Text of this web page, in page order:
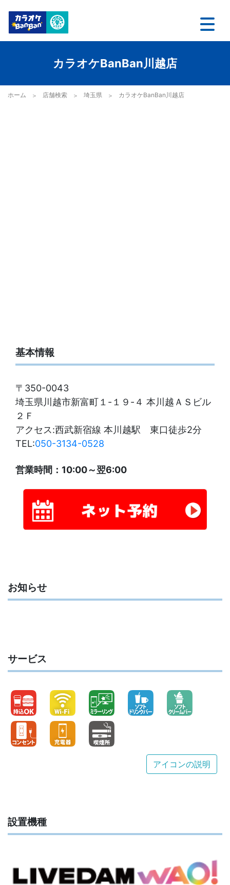
カラオケBanBan川越店
ホーム 店舗検索 埼玉県 カラオケBanBan川越店
基本情報
〒350-0043
埼玉県川越市新富町１-１９-４ 本川越ＡＳビル
２Ｆ
アクセス:西武新宿線 本川越駅 東口徒歩2分
TEL:050-3134-0528
営業時間：10:00～翌6:00
お知らせ
サービス
アイコンの説明
設置機種